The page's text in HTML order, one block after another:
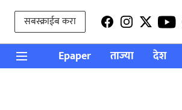
सबस्क्राईब करा
Epaper ताज्या देश